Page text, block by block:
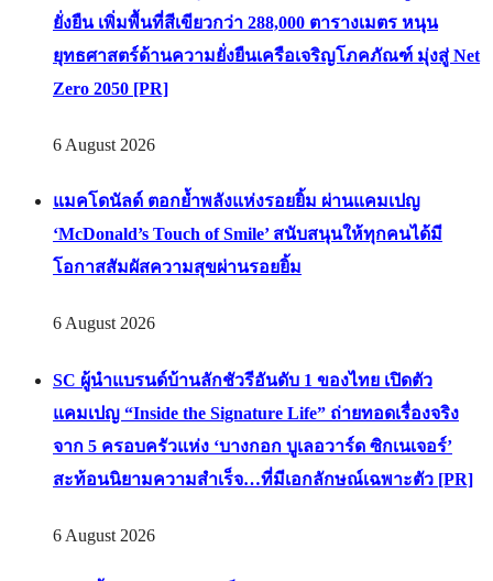
ยั่งยืน เพิ่มพื้นที่สีเขียวกว่า 288,000 ตารางเมตร หนุน
ยุทธศาสตร์ด้านความยั่งยืนเครือเจริญโภคภัณฑ์ มุ่งสู่ Net
Zero 2050 [PR]
6 August 2026
แมคโดนัลด์ ตอกย้ำพลังแห่งรอยยิ้ม ผ่านแคมเปญ
‘McDonald’s Touch of Smile’ สนับสนุนให้ทุกคนได้มี
โอกาสสัมผัสความสุขผ่านรอยยิ้ม
6 August 2026
SC ผู้นำแบรนด์บ้านลักชัวรีอันดับ 1 ของไทย เปิดตัว
แคมเปญ “Inside the Signature Life” ถ่ายทอดเรื่องจริง
จาก 5 ครอบครัวแห่ง ‘บางกอก บูเลอวาร์ด ซิกเนเจอร์’
สะท้อนนิยามความสำเร็จ…ที่มีเอกลักษณ์เฉพาะตัว [PR]
6 August 2026